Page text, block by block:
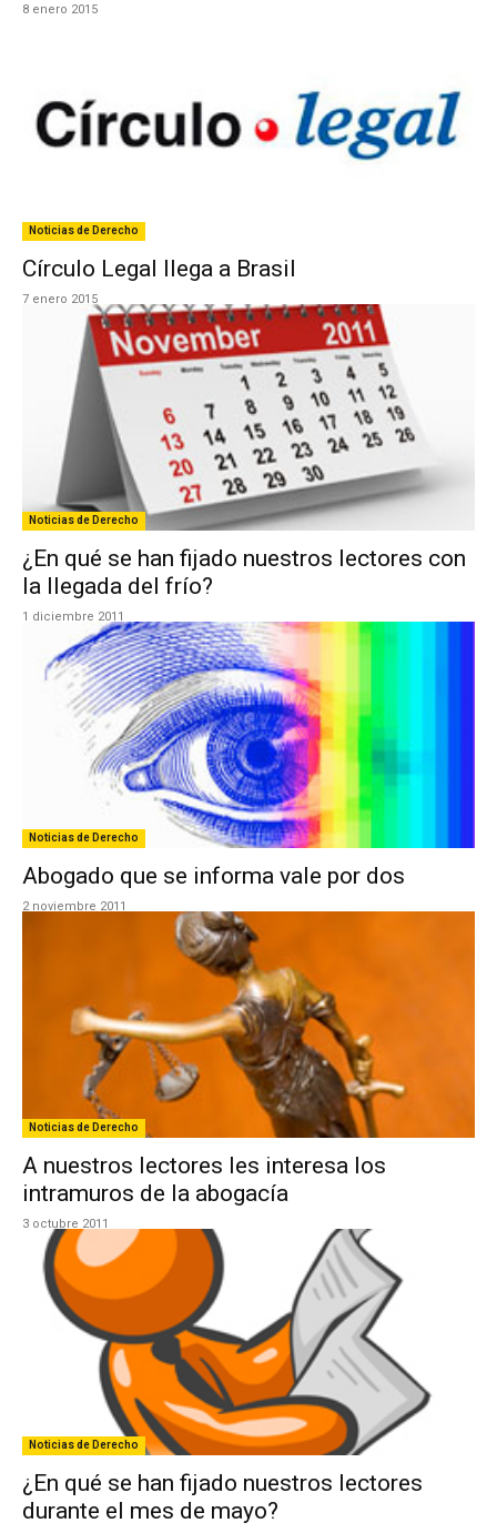
8 enero 2015
Noticias de Derecho
Círculo Legal llega a Brasil
7 enero 2015
Noticias de Derecho
¿En qué se han fijado nuestros lectores con
la llegada del frío?
1 diciembre 2011
Noticias de Derecho
Abogado que se informa vale por dos
2 noviembre 2011
Noticias de Derecho
A nuestros lectores les interesa los
intramuros de la abogacía
3 octubre 2011
Noticias de Derecho
¿En qué se han fijado nuestros lectores
durante el mes de mayo?